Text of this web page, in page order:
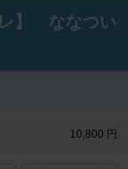
レ】 ななつい
10,800 円